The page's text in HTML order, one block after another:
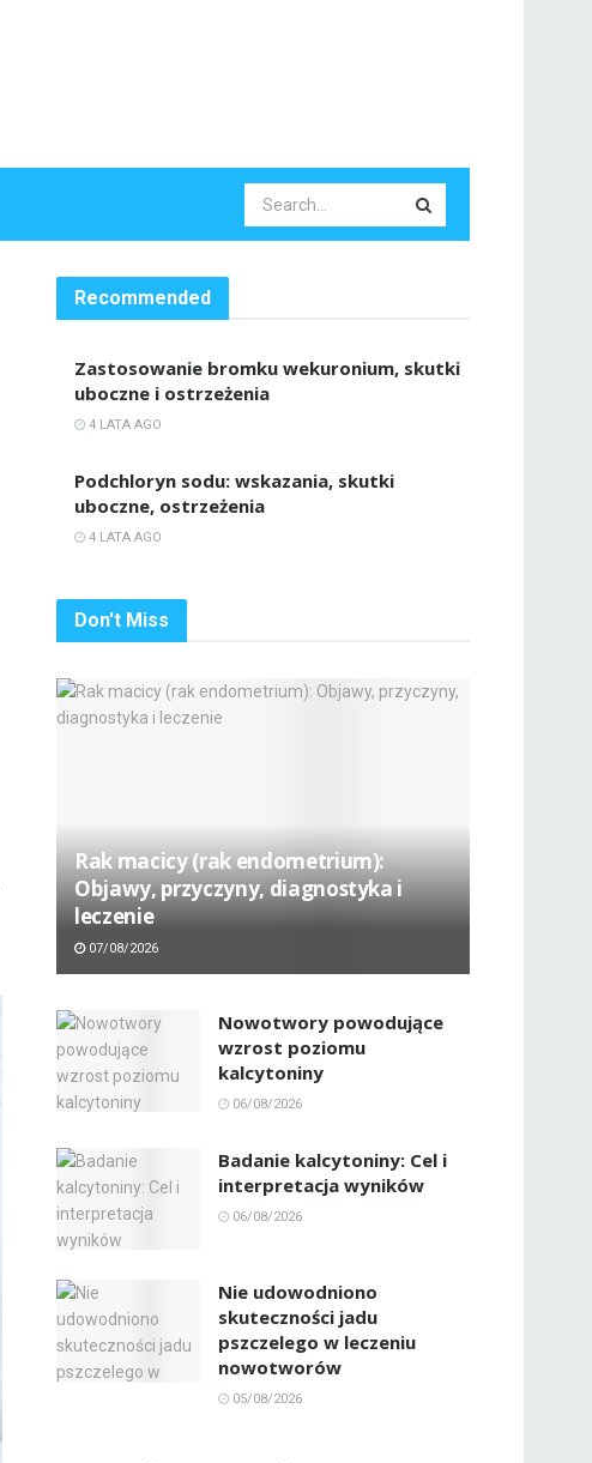
Recommended
Zastosowanie bromku wekuronium, skutki
uboczne i ostrzeżenia
4 LATA AGO
Podchloryn sodu: wskazania, skutki
uboczne, ostrzeżenia
4 LATA AGO
Don't Miss
Rak macicy (rak endometrium):
Objawy, przyczyny, diagnostyka i
leczenie
07/08/2026
Nowotwory powodujące
wzrost poziomu
kalcytoniny
06/08/2026
Badanie kalcytoniny: Cel i
interpretacja wyników
06/08/2026
Nie udowodniono
skuteczności jadu
pszczelego w leczeniu
nowotworów
05/08/2026